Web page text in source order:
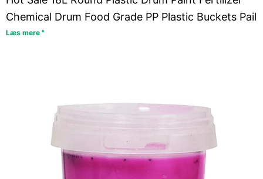
Chemical Drum Food Grade PP Plastic Buckets Pail
Læs mere "